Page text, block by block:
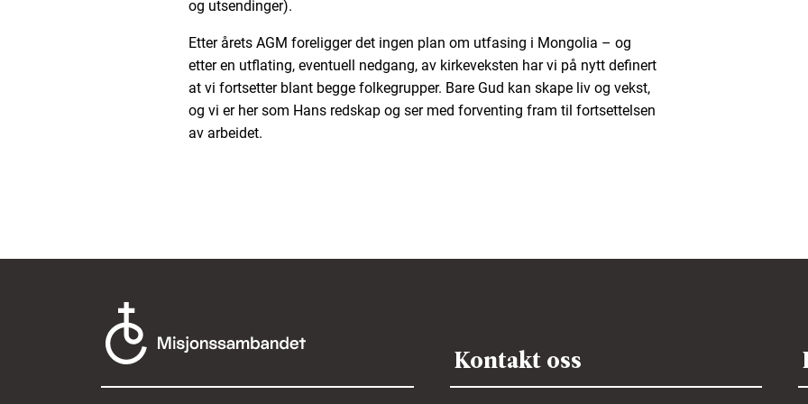
og utsendinger).
Etter årets AGM foreligger det ingen plan om utfasing i Mongolia – og
etter en utflating, eventuell nedgang, av kirkeveksten har vi på nytt definert
at vi fortsetter blant begge folkegrupper. Bare Gud kan skape liv og vekst,
og vi er her som Hans redskap og ser med forventing fram til fortsettelsen
av arbeidet.
Kontakt oss